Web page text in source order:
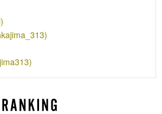
ロアリーナライブを開催し、約6万
メ「謎解きはディナーのあとで」OP
グル「MONTAGE」をリリース。7月
る初のソロツアーを敢行、10月には
リリース。2026年2月にリリースし
アルバムをひっさげた全国ツアー